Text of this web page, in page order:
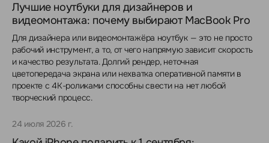
Лучшие ноутбуки для дизайнеров и
видеомонтажа: почему выбирают MacBook Pro
Для дизайнера или видеомонтажёра ноутбук — это не просто
рабочий инструмент, а то, от чего напрямую зависит скорость
и качество результата. Долгий рендер, неточная
цветопередача экрана или нехватка оперативной памяти в
проекте с 4K-роликами способны свести на нет любой
творческий процесс.
24 июля 2026 г.